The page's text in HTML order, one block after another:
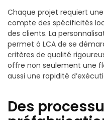
Chaque projet requiert
compte des spécificités
des clients. La
permet à LCA de se
critères de qualité
offre non seulement une
aussi une rapidité
Des